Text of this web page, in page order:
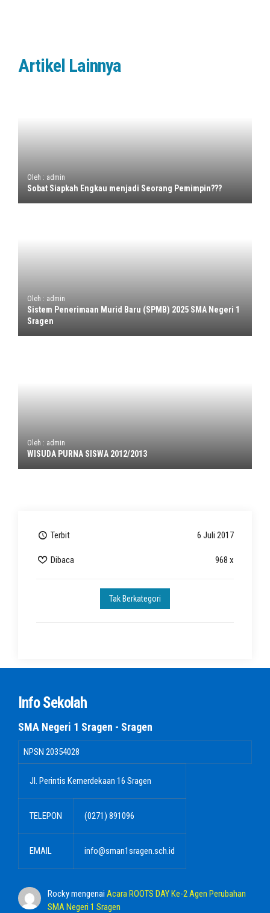
Artikel Lainnya
Oleh : admin
Sobat Siapkah Engkau menjadi Seorang Pemimpin???
Oleh : admin
Sistem Penerimaan Murid Baru (SPMB) 2025 SMA Negeri 1
Sragen
Oleh : admin
WISUDA PURNA SISWA 2012/2013
Terbit 6 Juli 2017
Dibaca 968 x
Tak Berkategori
Info Sekolah
SMA Negeri 1 Sragen - Sragen
NPSN 20354028
Jl. Perintis Kemerdekaan 16 Sragen
TELEPON (0271) 891096
EMAIL info@sman1sragen.sch.id
Rockymengenai Acara ROOTS DAY Ke-2 Agen Perubahan
SMA Negeri 1 Sragen